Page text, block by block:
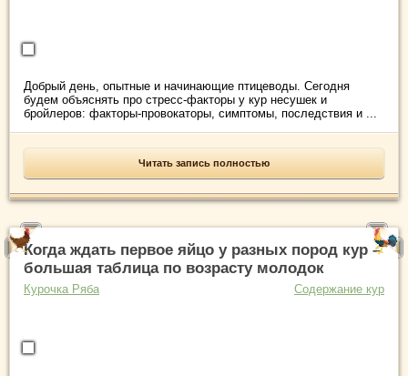
Добрый день, опытные и начинающие птицеводы. Сегодня
будем объяснять про стресс-факторы у кур несушек и
бройлеров: факторы-провокаторы, симптомы, последствия и ...
Читать запись полностью
Когда ждать первое яйцо у разных пород кур –
большая таблица по возрасту молодок
Курочка Ряба Содержание кур